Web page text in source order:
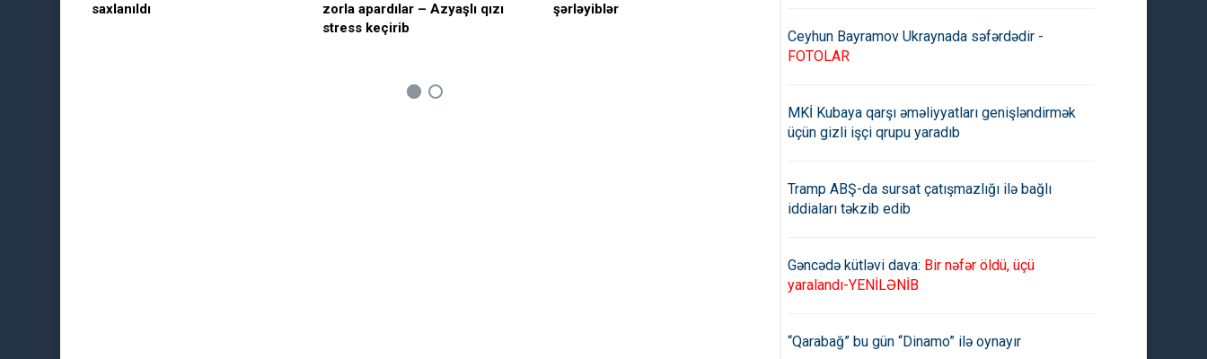
saxlanıldı
zorla apardılar – Azyaşlı qızı
stress keçirib
şərləyiblər
Ceyhun Bayramov Ukraynada səfərdədir -
FOTOLAR
MKİ Kubaya qarşı əməliyyatları genişləndirmək
üçün gizli işçi qrupu yaradıb
Tramp ABŞ-da sursat çatışmazlığı ilə bağlı
iddiaları təkzib edib
Gəncədə kütləvi dava: Bir nəfər öldü, üçü
yaralandı-YENİLƏNİB
“Qarabağ” bu gün “Dinamo” ilə oynayır